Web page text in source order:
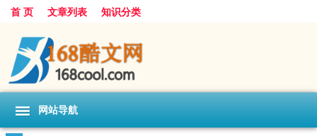
首 页 文章列表 知识分类
网站导航